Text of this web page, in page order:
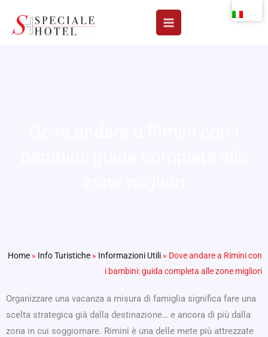
Home » Info Turistiche » Informazioni Utili » Dove andare a Rimini con
i bambini: guida completa alle zone migliori
Organizzare una vacanza a misura di famiglia significa fare una
scelta strategica già dalla destinazione… e ancora di più dalla
zona in cui soggiornare. Rimini è una delle mete più attrezzate